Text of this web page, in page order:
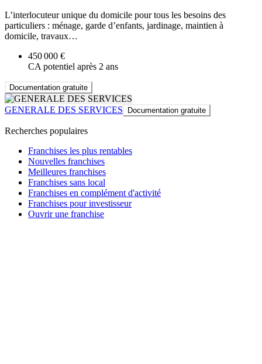
L’interlocuteur unique du domicile pour tous les besoins des
particuliers : ménage, garde d’enfants, jardinage, maintien à
domicile, travaux…
450 000 €
CA potentiel après 2 ans
Documentation gratuite
GENERALE DES SERVICES Documentation gratuite
Recherches populaires
Franchises les plus rentables
Nouvelles franchises
Meilleures franchises
Franchises sans local
Franchises en complément d'activité
Franchises pour investisseur
Ouvrir une franchise